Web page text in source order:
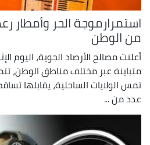
استمرارموجة الحر وأمطار
من الوطن
أعلنت مصالح الأرصاد الجوية، اليوم
متباينة عبر مختلف مناطق الوطن،
تمس الولايات الساحلية، يقابلها
عدد من ...